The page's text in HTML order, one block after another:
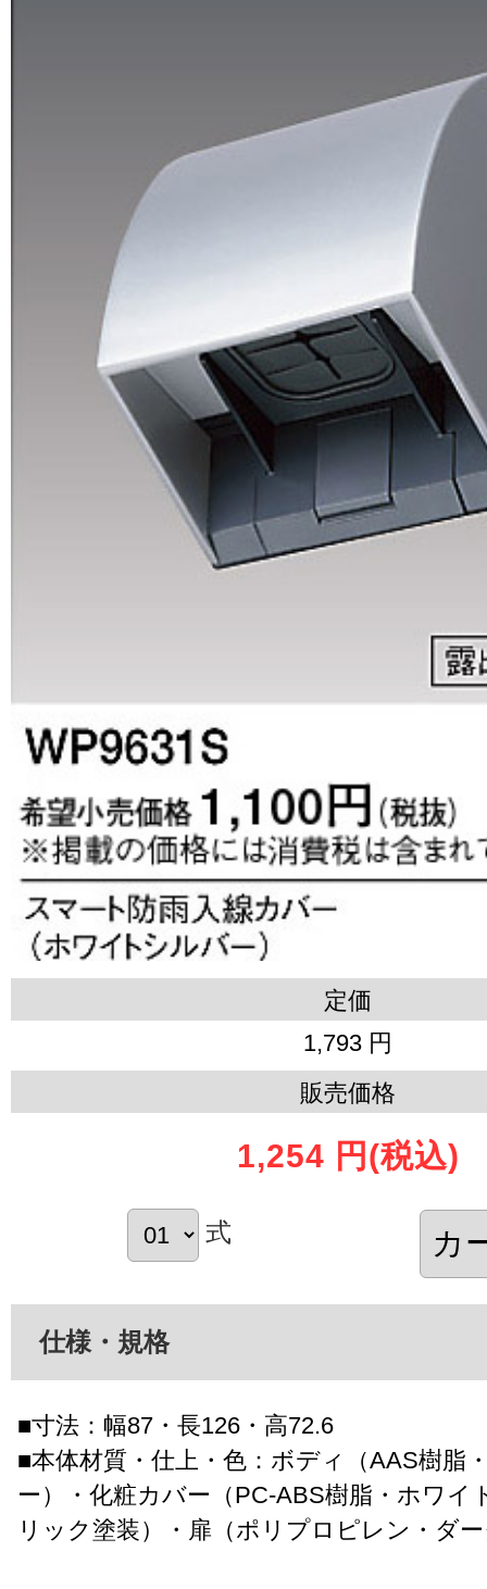
定価
1,793 円
販売価格
1,254 円 (税込)
式
仕様・規格
■寸法：幅87・長126・高72.6
■本体材質・仕上・色：ボディ（AAS樹脂
ー）・化粧カバー（PC-ABS樹脂・ホワイ
リック塗装）・扉（ポリプロピレン・ダ